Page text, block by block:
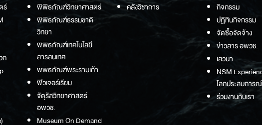
ร์
ก
พิพิธภัณฑ์วิทยาศาสตร์
พิพิธภัณฑ์ธรรมชาติ
วิทยา
พิพิธภัณฑ์เทคโนโลยี
สารสนเทศ
พิพิธภัณฑ์พระรามเก้า
ฟิวเจอร์เรียม
จัตุรัสวิทยาศาสตร์
อพวช.
Museum On Demand
คลังวิชาการ
กิจกรรม
ปฏิทินกิจกรรม
จัดซื้อจัดจ้าง
ข่าวสาร อพวช.
เสวนา
NSM
โลกประสบการ
ร่วมงานกับเรา